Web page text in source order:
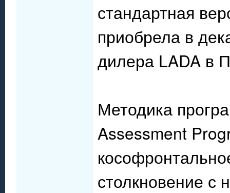
стандартная
приобрела в
дилера LADA в
Методика
Assessment
столкновение